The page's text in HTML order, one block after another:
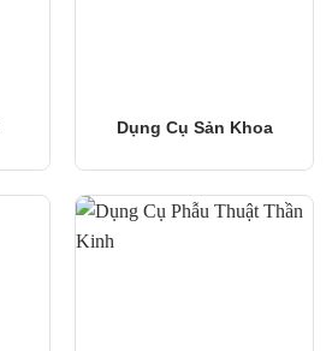
Dụng Cụ Sản Khoa